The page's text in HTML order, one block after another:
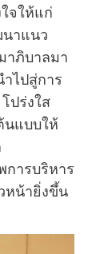
จให้แก่
นาแนว
าภิบาลมา
ไปสู่การ
ปร่งใส
นแบบให้
ารบริหาร
หน้ายิ่งขึ้น